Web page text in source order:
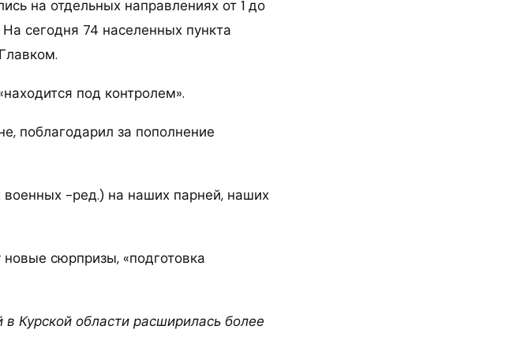
на отдельных направлениях от 1 до
сегодня 74 населенных пункта
под контролем».
поблагодарил за пополнение
-ред.) на наших парней, наших
сюрпризы, «подготовка
Курской области расширилась более